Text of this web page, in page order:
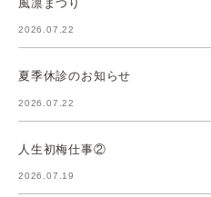
2026.07.22
夏季休診のお知らせ
2026.07.22
人生初梅仕事②
2026.07.19